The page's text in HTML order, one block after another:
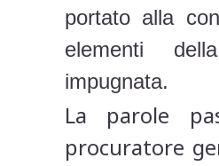
portato alla
elementi
impugnata.
La parole
procuratore